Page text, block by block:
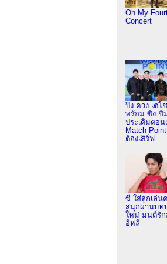
Oh My
Concert
ปิง ควง เตโช
พร้อม ซิง ชิ
ประเดิมตอน
Match
ต้องเสิร์ฟ
ซี ใส่ลูกเล่น
สนุกผ่านบท
ใหม่ มนต์รัก
อีหลี